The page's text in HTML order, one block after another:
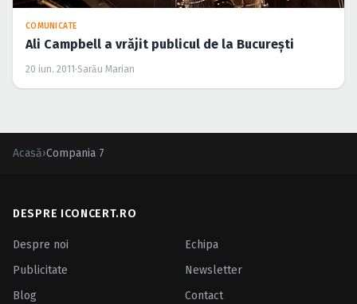
COMUNICATE
Ali Campbell a vrăjit publicul de la Bucureşti
20 iun. 2011 ·Sarău Marian
Acasă›Compania 7
DESPRE ICONCERT.RO
Despre noi
Echipa
Publicitate
Newsletter
Blog
Contact